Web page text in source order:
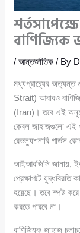
বাণিজ্যিক
/আন্তর্জাতিক / By
মধ্যপ্রাচ্যের অত্যন্ত
Strait) আবারও
(Iran)। তবে এই
কেবল জাহাজগুলো এই
রেভল্যুশনারি গার্ডস
আইআরজিসি জানায়,
প্রেক্ষাপটে যুদ্ধবিরতি
হয়েছে। তবে স্পষ্ট
করতে পারবে না।
বাণিজ্যিক জাহাজ